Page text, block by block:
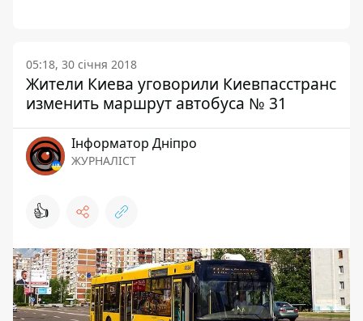
05:18, 30 січня 2018
Жители Киева уговорили Киевпасcтранс
изменить маршрут автобуса № 31
Інформатор Дніпро
ЖУРНАЛІСТ
👍